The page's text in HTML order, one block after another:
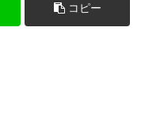
コピー